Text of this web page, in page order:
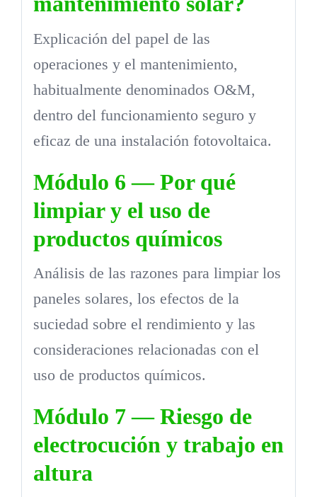
Explicación del papel de las
operaciones y el mantenimiento,
habitualmente denominados O&M,
dentro del funcionamiento seguro y
eficaz de una instalación fotovoltaica.
Módulo 6 — Por qué
limpiar y el uso de
productos químicos
Análisis de las razones para limpiar los
paneles solares, los efectos de la
suciedad sobre el rendimiento y las
consideraciones relacionadas con el
uso de productos químicos.
Módulo 7 — Riesgo de
electrocución y trabajo en
altura